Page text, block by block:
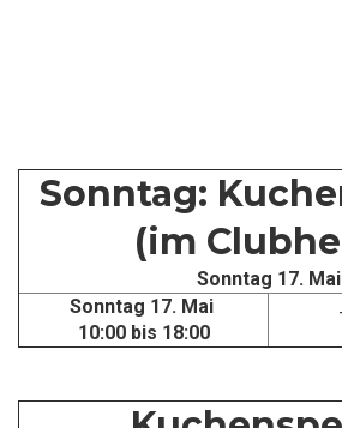
Sonntag:
(im
Sonntag 17. Mai
Sonntag 17. Mai
10:00 bis 18:00